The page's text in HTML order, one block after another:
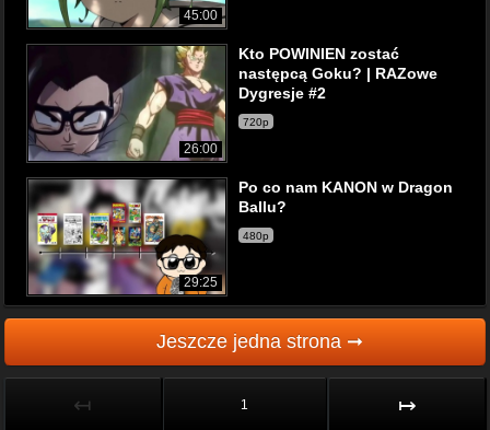
45:00
26:00
Kto POWINIEN zostać
następcą Goku? | RAZowe
Dygresje #2
720p
29:25
Po co nam KANON w Dragon
Ballu?
480p
Jeszcze jedna strona ➞
↤ 1 ↦